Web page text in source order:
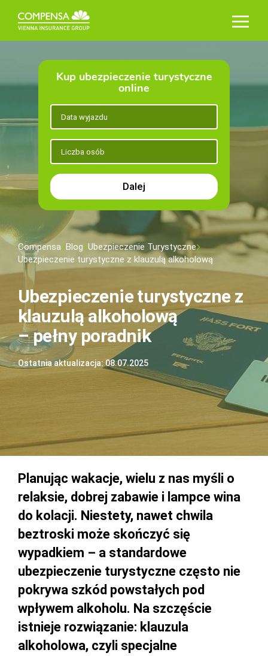
Kup ubezpieczenie turystyczne
online
Dalej
Compensa Blog Ubezpieczenie Turystyczne
Ubezpieczenie turystyczne z klauzulą alkoholową
Ubezpieczenie turystyczne z
klauzulą alkoholową
– pełny poradnik
Ostatnia aktualizacja: 08.07.2025
Planując wakacje, wielu z nas myśli o
relaksie, dobrej zabawie i lampce wina
do kolacji. Niestety, nawet chwila
beztroski może skończyć się
wypadkiem – a standardowe
ubezpieczenie turystyczne często nie
pokrywa szkód powstałych pod
wpływem alkoholu. Na szczęście
istnieje rozwiązanie: klauzula
alkoholowa, czyli specjalne